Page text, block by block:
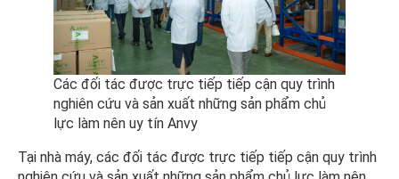
Các đối tác được trực tiếp tiếp cận quy trình
nghiên cứu và sản xuất những sản phẩm chủ
lực làm nên uy tín Anvy
Tại nhà máy, các đối tác được trực tiếp tiếp cận quy trình